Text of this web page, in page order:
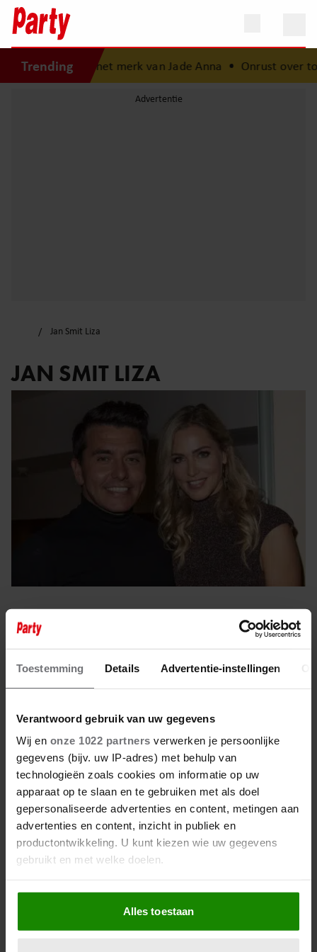
Toestemming Details Advertentie-instellingen
Verantwoord gebruik van uw gegevens
Wij en onze 1022 partners verwerken je persoonlijke
gegevens (bijv. uw IP-adres) met behulp van
technologieën zoals cookies om informatie op uw
apparaat op te slaan en te gebruiken met als doel
gepersonaliseerde advertenties en content, metingen aan
advertenties en content, inzicht in publiek en
productontwikkeling. U kunt kiezen wie uw gegevens
gebruikt en met welke doelen.
Als u het toestaat, willen we ook graag:
Informatie verzamelen over uw geografische
locatie, die tot een paar meter nauwkeurig kan zijn
Alles toestaan
Trending
stagiaire bij het merk van Jade Anna•Onrust over
Jan Smit Liza
JAN SMIT LIZA
19 maart 2026
SCHEIDING JAN SMIT MAAKT
16 maart 2026